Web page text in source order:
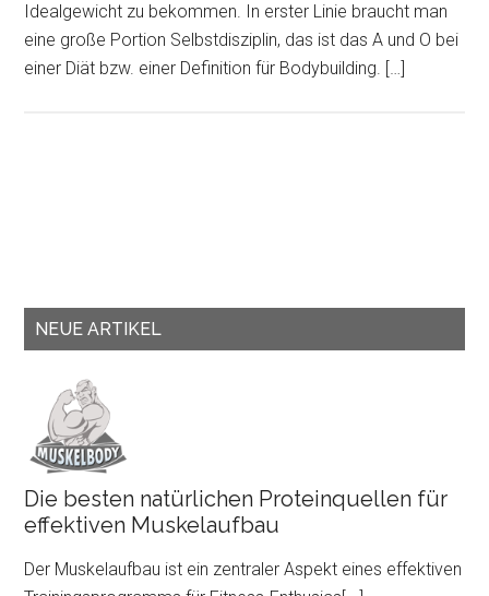
Idealgewicht zu bekommen. In erster Linie braucht man
eine große Portion Selbstdisziplin, das ist das A und O bei
einer Diät bzw. einer Definition für Bodybuilding. […]
NEUE ARTIKEL
Die besten natürlichen Proteinquellen für
effektiven Muskelaufbau
Der Muskelaufbau ist ein zentraler Aspekt eines effektiven